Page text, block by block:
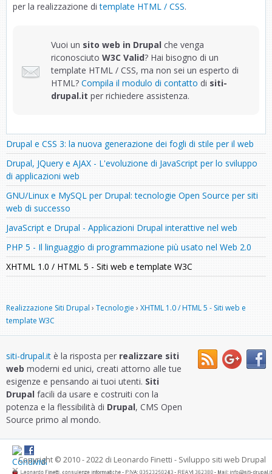
per la realizzazione ditemplate HTML / CSS.
Vuoi un sito web in Drupal che venga
riconosciuto W3C Valid? Hai bisogno di un
template HTML / CSS, ma non sei un esperto di
HTML? Compila il modulo di contatto di siti-
drupal.it per richiedere assistenza.
Drupal e CSS 3: la nuova generazione dei fogli di stile per il web
Drupal, JQuery e AJAX - L'evoluzione di JavaScript per lo sviluppo
di applicazioni web
GNU/Linux e MySQL per Drupal: tecnologie Open Source per siti
web di successo
JavaScript e Drupal - Applicazioni Drupal interattive nel web
PHP 5 - Il linguaggio di programmazione più usato nel Web 2.0
XHTML 1.0 / HTML 5 - Siti web e template W3C
Realizzazione Siti Drupal › Tecnologie › XHTML 1.0 / HTML 5 - Siti web e
template W3C
siti-drupal.it è la risposta per realizzare siti
web moderni ed unici, creati attorno alle tue
esigenze e pensando ai tuoi utenti. Siti
Drupal facili da usare e costruiti con la
potenza e la flessibilità di Drupal, CMS Open
Source primo al mondo.
Copyright © 2010 - 2022 di Leonardo Finetti - Sviluppo siti web Drupal